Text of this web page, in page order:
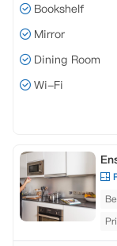
Bookshelf
Mirror
Dining Room
Wi-Fi